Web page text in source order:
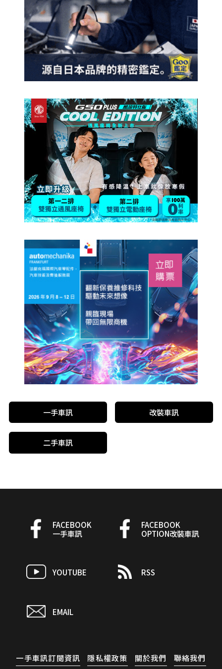
一手車訊 改裝車訊
二手車訊
FACEBOOK
一手車訊
FACEBOOK
OPTION改裝車訊
YOUTUBE RSS
EMAIL
一手車訊訂閱資訊 隱私權政策 關於我們 聯絡我們